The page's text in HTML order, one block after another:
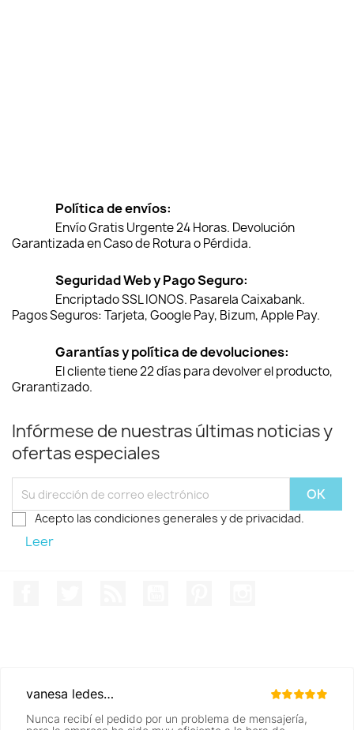
Política de envíos:
Envío Gratis Urgente 24 Horas. Devolución
Garantizada en Caso de Rotura o Pérdida.
Seguridad Web y Pago Seguro:
Encriptado SSL IONOS. Pasarela Caixabank.
Pagos Seguros: Tarjeta, Google Pay, Bizum, Apple Pay.
Garantías y política de devoluciones:
El cliente tiene 22 días para devolver el producto,
Grarantizado.
Infórmese de nuestras últimas noticias y
ofertas especiales
Acepto las condiciones generales y de privacidad.
Leer